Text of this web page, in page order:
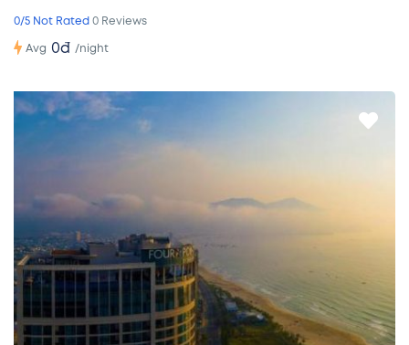
0/5 Not Rated 0 Reviews
Avg 0đ /night